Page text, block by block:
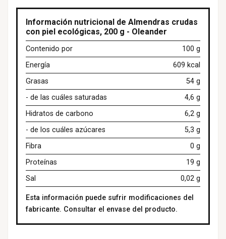
Información nutricional de Almendras crudas
con piel ecológicas, 200 g - Oleander
Contenido por
100 g
Energía
609 kcal
Grasas
54 g
- de las cuáles saturadas
4,6 g
Hidratos de carbono
6,2 g
- de los cuáles azúcares
5,3 g
Fibra
0 g
Proteínas
19 g
Sal
0,02 g
Esta información puede sufrir modificaciones del
fabricante. Consultar el envase del producto.